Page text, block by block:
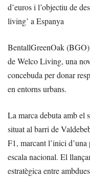
d’euros i l’objectiu de
living’ a Espanya
BentallGreenOak
de Welco Living, una
concebuda per donar
en entorns urbans.
La marca debuta amb el
situat al barri de
F1, marcant l’inici
escala nacional. El
estratègica entre